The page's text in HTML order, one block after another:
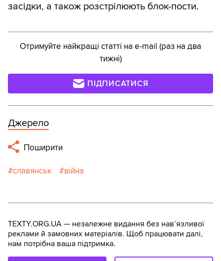
засідки, а також розстрілюють блок-пости.
Отримуйте найкращі статті на e-mail (раз на два
тижні)
ПІДПИСАТИСЯ
Джерело
Поширити
славянськ війна
TEXTY.ORG.UA — незалежне видання без навʼязливої
реклами й замовних матеріалів. Щоб працювати далі,
нам потрібна ваша підтримка.